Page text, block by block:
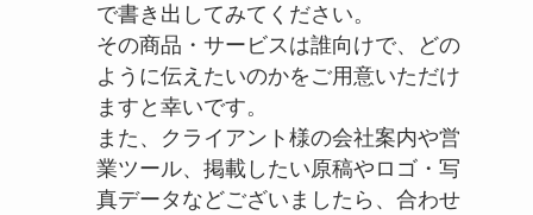
で書き出してみてください。
その商品・サービスは誰向けで、どの
ように伝えたいのかをご用意いただけ
ますと幸いです。
また、クライアント様の会社案内や営
業ツール、掲載したい原稿やロゴ・写
真データなどございましたら、合わせ